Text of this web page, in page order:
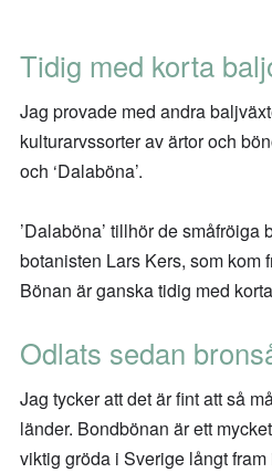
Tidig med korta
Jag provade med andra
kulturarvssorter av ärtor och
och ‘Dalaböna’.
’Dalaböna’ tillhör de
botanisten Lars Kers, som kom
Bönan är ganska tidig med
Odlats sedan
Jag tycker att det är fint att så
länder. Bondbönan är ett
viktig gröda i Sverige långt